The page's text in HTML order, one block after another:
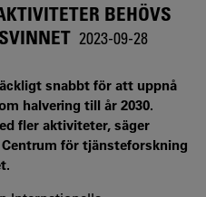
BEHÖVS
2023-09-28
snabbt för att uppnå
halvering till år 2030.
fler aktiviteter, säger
för tjänsteforskning